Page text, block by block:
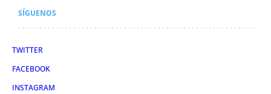
SÍGUENOS
TWITTER
FACEBOOK
INSTAGRAM